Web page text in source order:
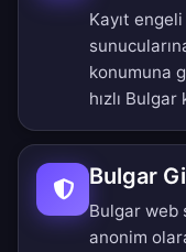
Kayıt
konumuna
hızlı
Bulgar
Bulgar web
anonim